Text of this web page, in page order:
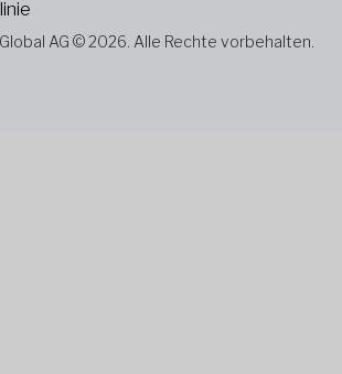
AG © 2026. Alle Rechte vorbehalten.